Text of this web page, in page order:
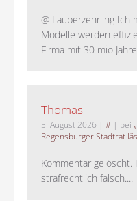
@ Lauberzehrling Ich
Modelle werden
Firma mit 30 mio
Thomas
5. August 2026 | # | bei
Regensburger Stadtrat
Kommentar
strafrechtlich falsch....